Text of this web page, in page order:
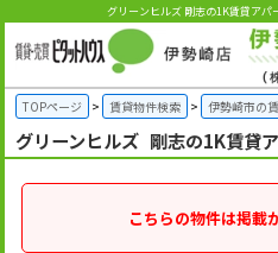
グリーンヒルズ 剛志の1K賃貸アパ
TOPページ 賃貸物件検索 伊勢崎市の
グリーンヒルズ 剛志の1K賃貸
こちらの物件は掲載